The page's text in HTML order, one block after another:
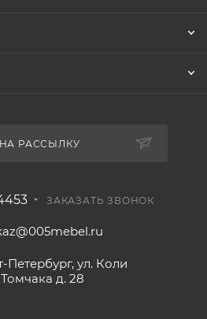
РАССЫЛКУ
ЗАКАЗАТЬ ЗВОНОК
Петербург, ул. Коли
Томчака д. 28